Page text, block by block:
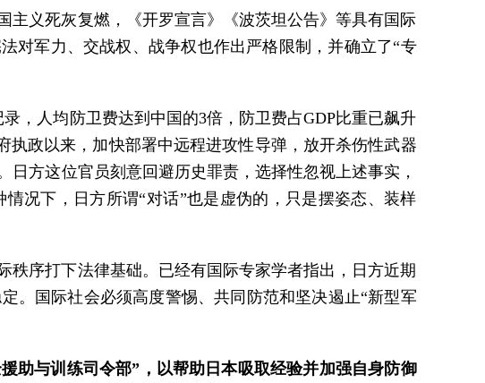
主义死灰复燃，《开罗宣言》《波茨坦公告》等具有国际
对军力、交战权、战争权也作出严格限制，并确立了“专
，人均防卫费达到中国的3倍，防卫费占GDP比重已飙升
执政以来，加快部署中远程进攻性导弹，放开杀伤性武器
方这位官员刻意回避历史罪责，选择性忽视上述事实，
况下，日方所谓“对话”也是虚伪的，只是摆姿态、装样
序打下法律基础。已经有国际专家学者指出，日方近期
。国际社会必须高度警惕、共同防范和坚决遏止“新型军
助与训练司令部”，以帮助日本吸取经验并加强自身防御